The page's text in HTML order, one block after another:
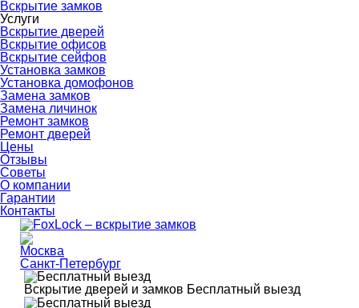
Вскрытие замков
Услуги
Вскрытие дверей
Вскрытие офисов
Вскрытие сейфов
Установка замков
Установка домофонов
Замена замков
Замена личинок
Ремонт замков
Ремонт дверей
Цены
Отзывы
Советы
О компании
Гарантии
Контакты
Москва
Санкт-Петербург
Вскрытие дверей и замков Бесплатный выезд